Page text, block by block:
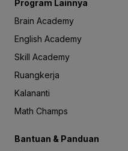
Program Lainnya
Brain Academy
English Academy
Skill Academy
Ruangkerja
Kalananti
Math Champs
Bantuan & Panduan